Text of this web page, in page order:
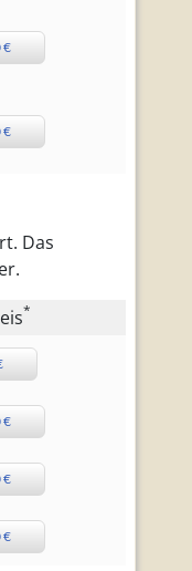
€
€
Das
*
€
€
€